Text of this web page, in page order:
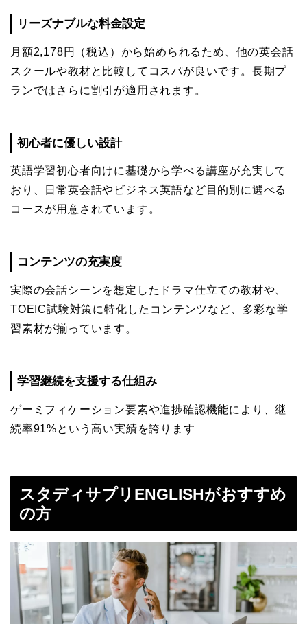
リーズナブルな料金設定
月額2,178円（税込）から始められるため、他の英会話
スクールや教材と比較してコスパが良いです。長期プ
ランではさらに割引が適用されます。
初心者に優しい設計
英語学習初心者向けに基礎から学べる講座が充実して
おり、日常英会話やビジネス英語など目的別に選べる
コースが用意されています。
コンテンツの充実度
実際の会話シーンを想定したドラマ仕立ての教材や、
TOEIC試験対策に特化したコンテンツなど、多彩な学
習素材が揃っています。
学習継続を支援する仕組み
ゲーミフィケーション要素や進捗確認機能により、継
続率91%という高い実績を誇ります
スタディサプリENGLISHがおすすめ
の方